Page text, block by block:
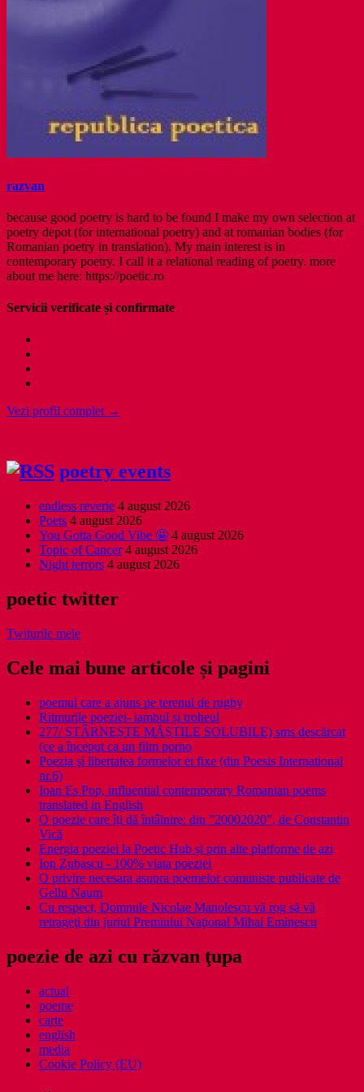
razvan
because good poetry is hard to be found I make my own selection at
poetry depot (for international poetry) and at romanian bodies (for
Romanian poetry in translation). My main interest is in
contemporary poetry. I call it a relational reading of poetry. more
about me here: https://poetic.ro
Servicii verificate și confirmate
Vezi profil complet →
poetry events
endless reverie 4 august 2026
Poets 4 august 2026
You Gotta Good Vibe 🤩 4 august 2026
Topic of Cancer 4 august 2026
Night terrors 4 august 2026
poetic twitter
Twiturile mele
Cele mai bune articole și pagini
poemul care a ajuns pe terenul de rugby
Ritmurile poeziei- iambul și troheul
277/ STÂRNEȘTE MĂȘTILE SOLUBILE) sms descărcat
(ce a început ca un film porno
Poezia şi libertatea formelor ei fixe (din Poesis International
nr.6)
Ioan Es Pop, influential contemporary Romanian poems
translated in English
O poezie care îți dă întâlnire: din ”20002020”, de Constantin
Vică
Energia poeziei la Poetic Hub și prin alte platforme de azi
Ion Zubascu - 100% viata poeziei
O privire necesara asupra poemelor comuniste publicate de
Gellu Naum
Cu respect, Domnule Nicolae Manolescu vă rog să vă
retrageţi din juriul Premiului Naţional Mihai Eminescu
poezie de azi cu răzvan ţupa
actual
poeme
carte
english
media
Cookie Policy (EU)